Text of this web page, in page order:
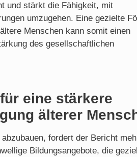
und stärkt die Fähigkeit, mit
umzugehen. Eine gezielte
Menschen kann somit einen
des gesellschaftlichen
eine stärkere
älterer
fordert der Bericht
Bildungsangebote, die